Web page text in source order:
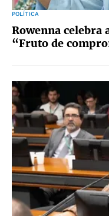
POLÍTICA
Rowenna celebra
“Fruto de